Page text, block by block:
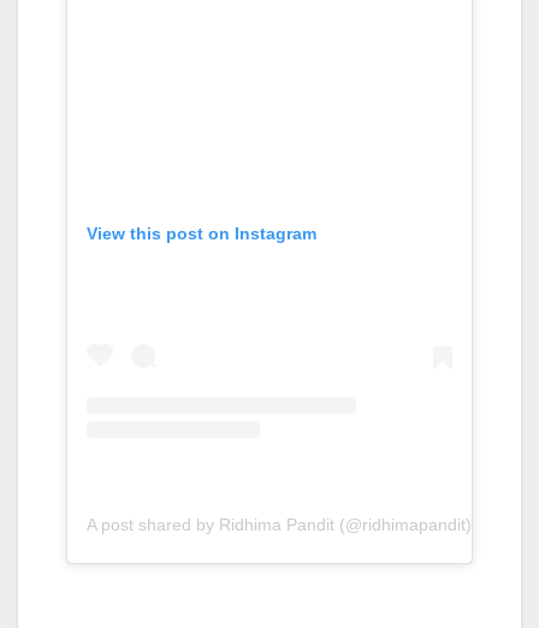
View this post on Instagram
A post shared by Ridhima Pandit (@ridhimapandit)